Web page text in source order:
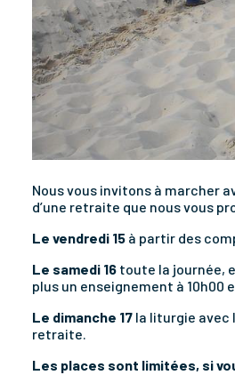
Nous vous invitons à marcher
d’une retraite que nous vous
Le vendredi 15 à partir des
Le samedi 16 toute la journée,
plus un enseignement à 10h00
Le dimanche 17 la liturgie avec
retraite.
Les places sont limitées, si